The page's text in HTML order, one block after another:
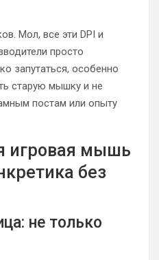
Мол, все эти DPI и
просто
запутаться, особенно
старую мышку и не
постам или опыту
игровая мышь
без
не только